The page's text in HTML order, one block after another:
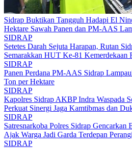
Sidrap Buktikan Tangguh Hadapi El
Hektare Sawah Panen dan PM-AAS
SIDRAP
Setetes Darah Sejuta Harapan, Rutan
Semarakkan HUT Ke-81 Kemerdekaan
SIDRAP
Panen Perdana PM-AAS Sidrap
Ton per Hektare
SIDRAP
Kapolres Sidrap AKBP Indra Waspada
Perkuat Sinergi Jaga Kamtibmas dan
SIDRAP
Satresnarkoba Polres Sidrap Gencarkan
Ajak Warga Jadi Garda Terdepan
SIDRAP